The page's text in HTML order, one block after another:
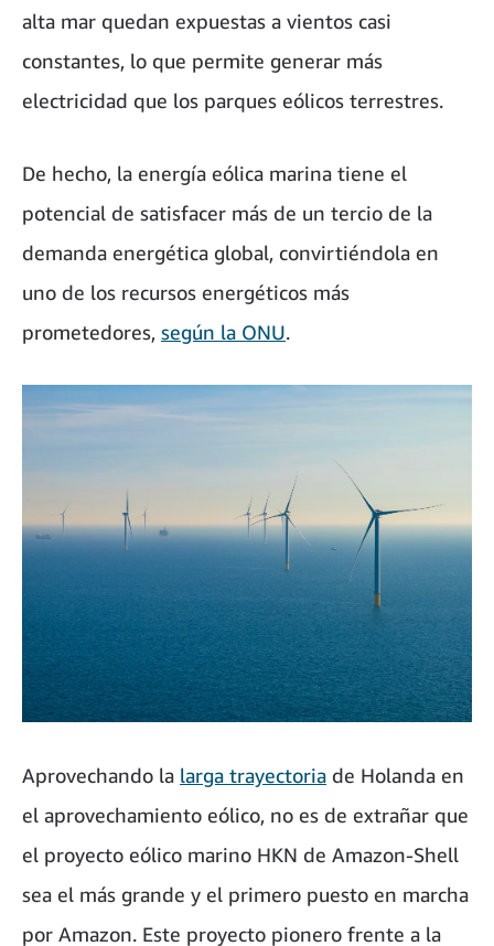
alta mar quedan expuestas a vientos casi
constantes, lo que permite generar más
electricidad que los parques eólicos terrestres.
De hecho, la energía eólica marina tiene el
potencial de satisfacer más de un tercio de la
demanda energética global, convirtiéndola en
uno de los recursos energéticos más
prometedores, según la ONU.
Aprovechando la larga trayectoria de Holanda en
el aprovechamiento eólico, no es de extrañar que
el proyecto eólico marino HKN de Amazon-Shell
sea el más grande y el primero puesto en marcha
por Amazon. Este proyecto pionero frente a la